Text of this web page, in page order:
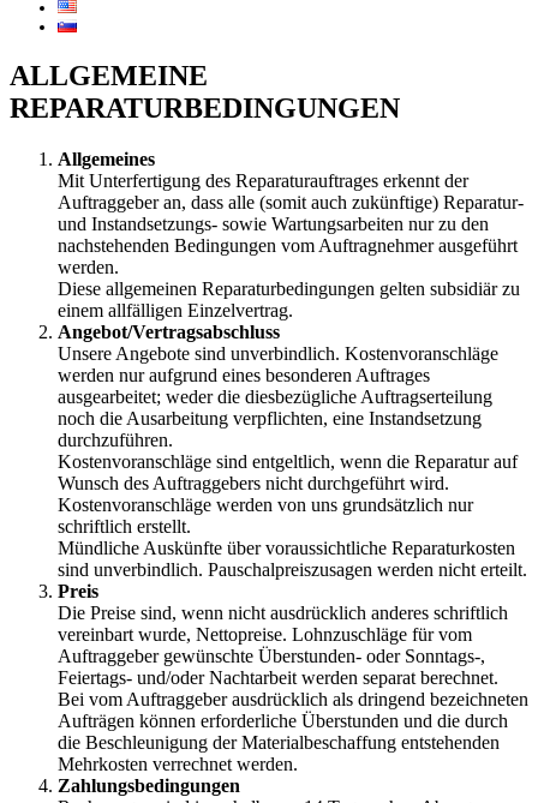
ALLGEMEINE
REPARATURBEDINGUNGEN
Allgemeines
Mit Unterfertigung des Reparaturauftrages erkennt der
Auftraggeber an, dass alle (somit auch zukünftige) Reparatur-
und Instandsetzungs- sowie Wartungsarbeiten nur zu den
nachstehenden Bedingungen vom Auftragnehmer ausgeführt
werden.
Diese allgemeinen Reparaturbedingungen gelten subsidiär zu
einem allfälligen Einzelvertrag.
Angebot/Vertragsabschluss
Unsere Angebote sind unverbindlich. Kostenvoranschläge
werden nur aufgrund eines besonderen Auftrages
ausgearbeitet; weder die diesbezügliche Auftragserteilung
noch die Ausarbeitung verpflichten, eine Instandsetzung
durchzuführen.
Kostenvoranschläge sind entgeltlich, wenn die Reparatur auf
Wunsch des Auftraggebers nicht durchgeführt wird.
Kostenvoranschläge werden von uns grundsätzlich nur
schriftlich erstellt.
Mündliche Auskünfte über voraussichtliche Reparaturkosten
sind unverbindlich. Pauschalpreiszusagen werden nicht erteilt.
Preis
Die Preise sind, wenn nicht ausdrücklich anderes schriftlich
vereinbart wurde, Nettopreise. Lohnzuschläge für vom
Auftraggeber gewünschte Überstunden- oder Sonntags-,
Feiertags- und/oder Nachtarbeit werden separat berechnet.
Bei vom Auftraggeber ausdrücklich als dringend bezeichneten
Aufträgen können erforderliche Überstunden und die durch
die Beschleunigung der Materialbeschaffung entstehenden
Mehrkosten verrechnet werden.
Zahlungsbedingungen